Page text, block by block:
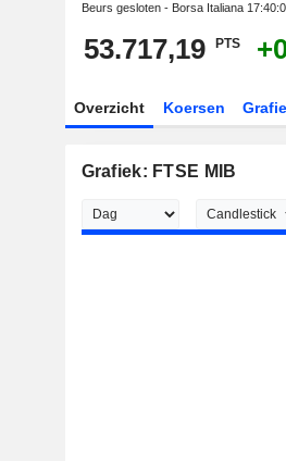
Beurs gesloten - Borsa Italiana
53.717,19 PTS
Overzicht Koersen
Grafiek: FTSE MIB